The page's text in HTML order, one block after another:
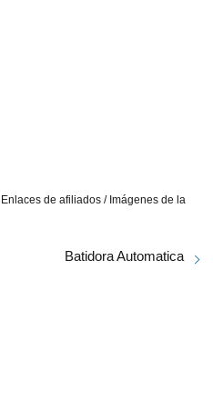
de afiliados / Imágenes de la
Batidora Automatica